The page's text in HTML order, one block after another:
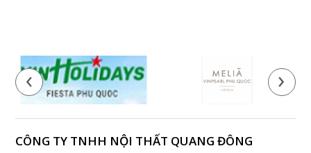
‹ ›
CÔNG TY TNHH NỘI THẤT QUANG ĐÔNG